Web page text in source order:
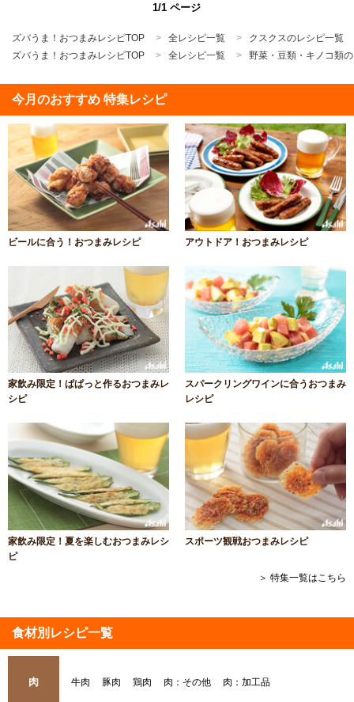
1/1 ページ
ズバうま！おつまみレシピTOP 全レシピ一覧
クスクスのレシピ一覧
ズバうま！おつまみレシピTOP
全レシピ一覧 野菜・豆類・キノコ類
今月のおすすめ 特集レシピ
ビールに合う！おつまみレシピ アウトドア！おつまみレシピ
家飲み限定！ぱぱっと作るおつまみレ
シピ
スパークリングワインに合うおつまみ
レシピ
家飲み限定！夏を楽しむおつまみレシ
ピ
スポーツ観戦おつまみレシピ
＞ 特集一覧はこちら
食材別レシピ一覧
肉 牛肉 豚肉 鶏肉 肉：その他 肉：加工品